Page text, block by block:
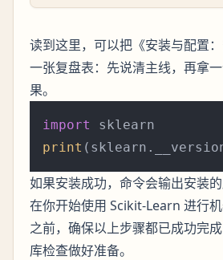
读到这里，可以把《安装与配置
一张复盘表：先说清主线，再拿
果。
import
print
如果安装成功，命令会输出安装的
在你开始使用 Scikit-Learn 进行
之前，确保以上步骤都已成功完
库检查做好准备。